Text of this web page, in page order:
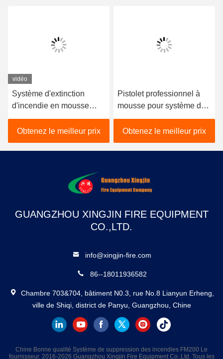
vidéo
Système d'extinction
d'incendie en mousse
d'acier au carbone avec
3% à 6% de mousse
proportionnelle et une
capacité de réservoir de
Obtenez le meilleur prix
Pistolet professionnel à
mousse pour système de
suppression d'incendie
avec débit de jet de 20 à
64 L/S, portée maximale
de 45 à 70 m et
inoxydable
Obtenez le meilleur prix
GUANGZHOU XINGJIN FIRE EQUIPMENT
CO.,LTD.
info@xingjin-fire.com
86--18011936582
Chambre 703&704, bâtiment N0.3, rue No.8 Lianyun Erheng,
ville de Shiqi, district de Panyu, Guangzhou, Chine
Chine Bonne qualité Système de suppression des incendies FM200 Le
fournisseur. 2016-2026 Guangzhou Xingjin Fire Equipment Co.,Ltd. Tous les